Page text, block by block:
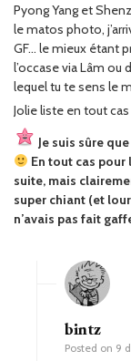
Pyong Yang et
le matos photo,
GF… le mieux étant
l’occase via Lâm ou
lequel tu te sens le
Jolie liste en tout cas
Je suis sûre
En tout cas pour
suite, mais
super chiant (et
n’avais pas fait
bintz
Posted on 9